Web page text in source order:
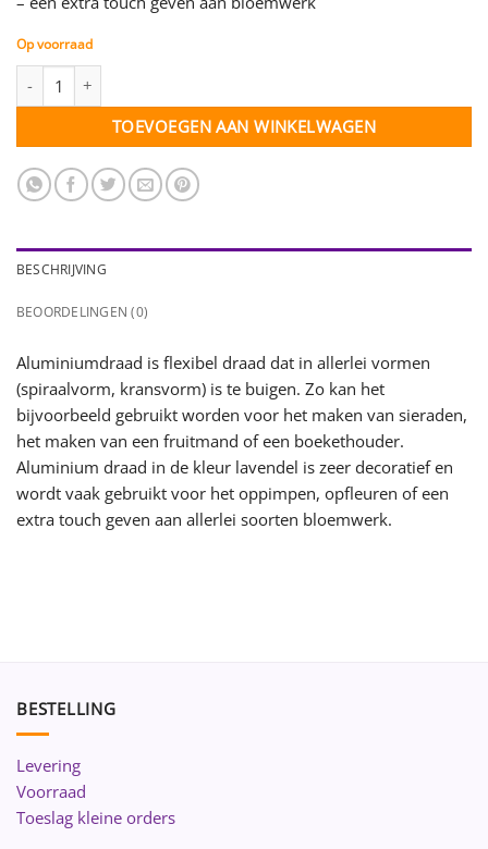
Op voorraad
TOEVOEGEN AAN WINKELWAGEN
BESCHRIJVING
BEOORDELINGEN (0)
Aluminiumdraad is flexibel draad dat in allerlei vormen
(spiraalvorm, kransvorm) is te buigen. Zo kan het
bijvoorbeeld gebruikt worden voor het maken van sieraden,
het maken van een fruitmand of een boekethouder.
Aluminium draad in de kleur lavendel is zeer decoratief en
wordt vaak gebruikt voor het oppimpen, opfleuren of een
extra touch geven aan allerlei soorten bloemwerk.
BESTELLING
Levering
Voorraad
Toeslag kleine orders